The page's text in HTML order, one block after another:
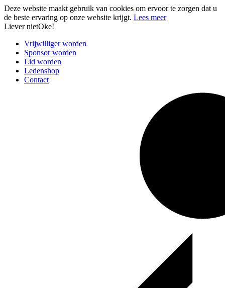
Deze website maakt gebruik van cookies om ervoor te zorgen dat u
de beste ervaring op onze website krijgt. Lees meer
Liever nietOke!
Vrijwilliger worden
Sponsor worden
Lid worden
Ledenshop
Contact